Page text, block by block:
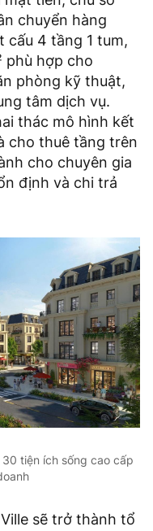
chuyển hàng
cấu 4 tầng 1 tum,
phù hợp cho
phòng kỹ thuật,
tâm dịch vụ.
thác mô hình kết
cho thuê tầng trên
cho chuyên gia
định và chi trả
tiện ích sống cao cấp
sẽ trở thành tổ